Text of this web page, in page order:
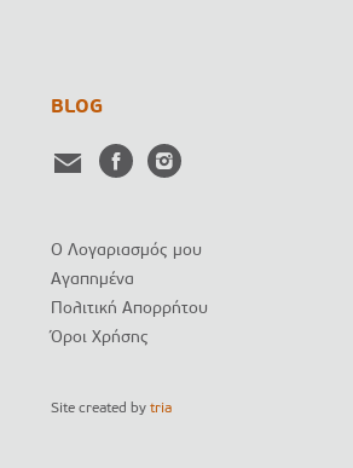
BLOG
Ο Λογαριασμός μου
Αγαπημένα
Πολιτική Απορρήτου
Όροι Χρήσης
Site created by tria